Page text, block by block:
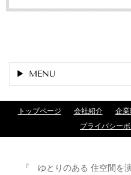
MENU
トップページ 会社紹介 企
プライバシー
『 ゆとりのある 住空間を